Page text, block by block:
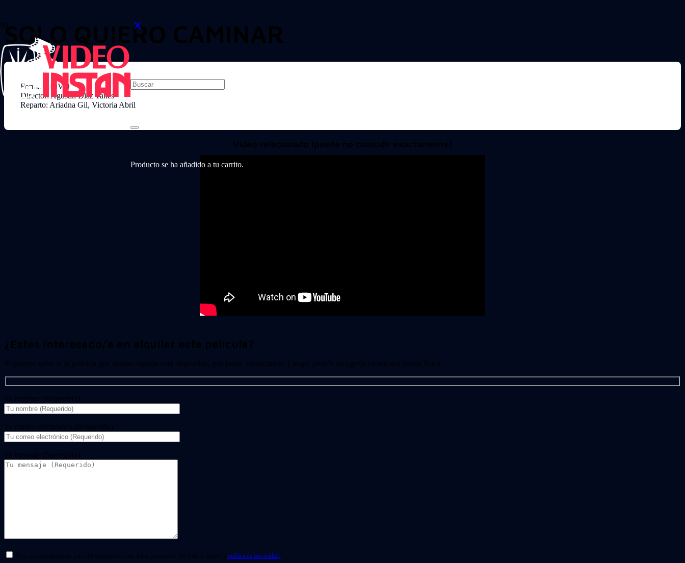
Producto se ha añadido a tu carrito.
SOLO QUIERO CAMINAR
Formato: DVD
Director: Agustin Diaz Yanes
Reparto: Ariadna Gil, Victoria Abril
Video relacionado (puede no coincidir exactamente)
¿Estas interesado/a en alquilar esta película?
Si quieres saber si la película que deseas alquilar está disponible, por favor, contáctanos. Luego, podrás recogerla en nuestra tienda física.
Tu nombre (Requerido)
Tu correo electrónico (Requerido)
Tu mensaje (Necesario)
Doy mi consentimiento para el tratamiento de mis datos personales. He leído y acepto la política de privacidad. *